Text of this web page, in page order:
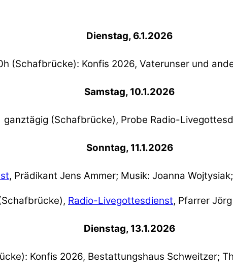
Dienstag, 6.1.2026
(Schafbrücke): Konfis 2026, Vaterunser und
Samstag, 10.1.2026
ganztägig (Schafbrücke), Probe Radio-
Sonntag, 11.1.2026
, Prädikant Jens Ammer; Musik: Joanna
Radio-Livegottesdienst, Pfarrer
Dienstag, 13.1.2026
Konfis 2026, Bestattungshaus Schweitzer;